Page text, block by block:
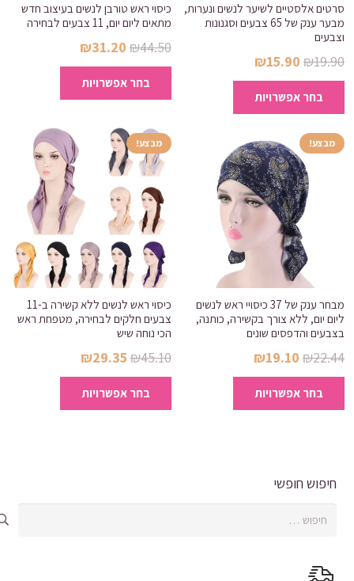
סרטים אלסטיים לשיער לנשים ונערות,
מבער ענק של 65 צבעים וסגנונות
וצבעים
₪19.90
המחיר
המקורי
היה:
₪19.90.
₪15.90
הנוכחי
הוא:
₪15.90.
בחר אפשרויות
סוגים.
ניתן
לבחור
את
המוצר
כיסוי ראש טורבן לנשים בעיצוב חדש
מתאים ליום יום, 11 צבעים לבחירה
₪44.50
המחיר
המקורי
היה:
₪44.50.
₪31.20
הנוכחי
₪31.20.
בחר אפשרויות
מספר
סוגים.
ניתן
לבחור
את
האפשרויות
בעמוד
המוצר
מבצע!
מבחר ענק של 37 כיסויי ראש לנשים
ליום יום, ללא צורך בקשירה, כותנה,
בצבעים והדפסים שונים
₪22.44
המחיר
המקורי
היה:
₪22.44.
₪19.10
הנוכחי
₪19.10.
בחר אפשרויות
מבצע!
כיסוי ראש לנשים ללא קשירה ב-11
צבעים חלקים לבחירה, מטפחת ראש
הכי נוחה שיש
₪45.10
המחיר
המקורי
היה:
₪45.10.
₪29.35
הנוכחי
₪29.35.
בחר אפשרויות
חיפוש חופשי